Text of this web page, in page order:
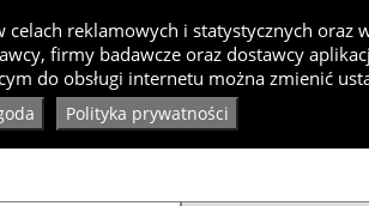
Produkty Specjaliści
reklamowych i statystycznych
firmy badawcze oraz dostawcy
do obsługi internetu można zmienić
Polityka prywatności